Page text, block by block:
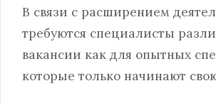
В связи с расширением
требуются специалисты
вакансии как для опытных
которые только начинают